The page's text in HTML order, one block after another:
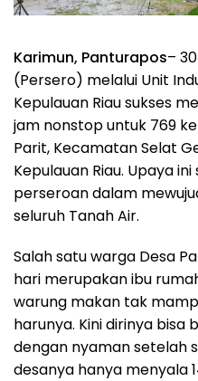
Karimun, Panturapos–
(Persero) melalui Unit
Kepulauan Riau sukses
jam nonstop untuk 769
Parit, Kecamatan Selat
Kepulauan Riau. Upaya
perseroan dalam
seluruh Tanah Air.
Salah satu warga Desa
hari merupakan ibu
warung makan tak
harunya. Kini dirinya
dengan nyaman setelah
desanya hanya menyala